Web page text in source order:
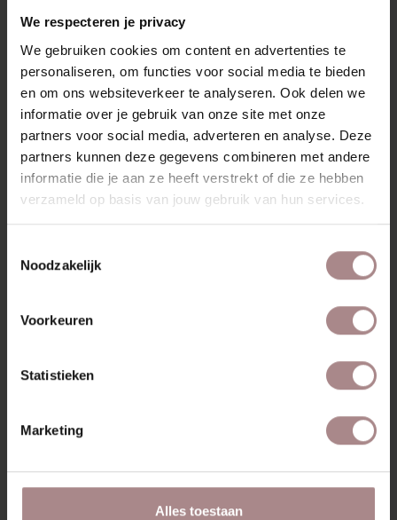
We respecteren je privacy
We gebruiken cookies om content en advertenties te
personaliseren, om functies voor social media te bieden
en om ons websiteverkeer te analyseren. Ook delen we
informatie over je gebruik van onze site met onze
partners voor social media, adverteren en analyse. Deze
partners kunnen deze gegevens combineren met andere
informatie die je aan ze heeft verstrekt of die ze hebben
verzameld op basis van jouw gebruik van hun services.
Noodzakelijk
Voorkeuren
Statistieken
Marketing
Alles toestaan
VANAF€ 279,00